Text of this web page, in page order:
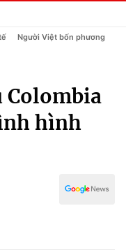
Người Việt bốn phương
Colombia
hình